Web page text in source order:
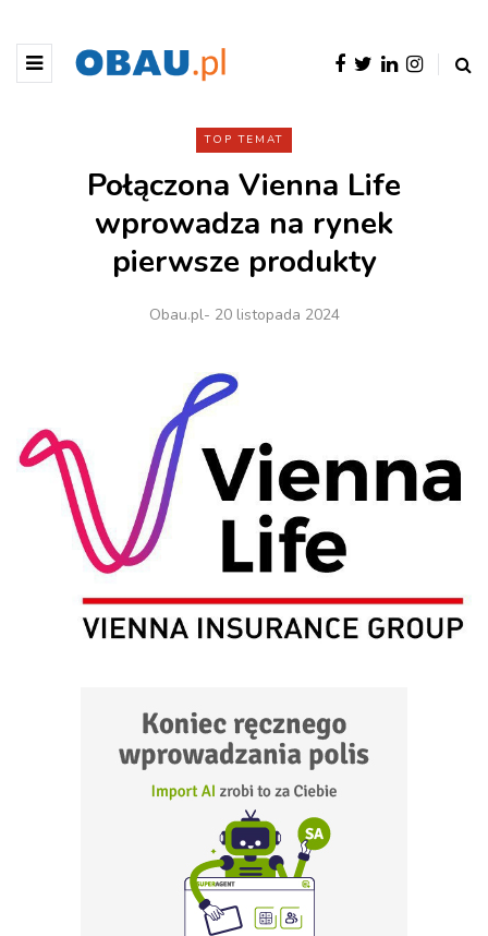
TOP TEMAT
Połączona Vienna Life
wprowadza na rynek
pierwsze produkty
Obau.pl- 20 listopada 2024